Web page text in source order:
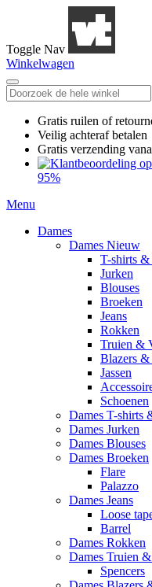
Toggle Nav
Winkelwagen
Gratis ruilen of
Veilig achteraf betalen
Gratis verzending
95%
Menu
Dames
Dames Nieuw
T-shirts &
Jurken
Blouses
Broeken
Jeans
Rokken
Truien &
Blazers &
Jassen
Schoenen
Dames T-shirts
Dames Jurken
Dames Blouses
Dames Broeken
Flare
Palazzo
Dames Jeans
Loose
Barrel
Dames Rokken
Dames Truien &
Spencers